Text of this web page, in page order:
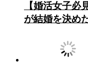
【婚活女子必
が結婚を決め